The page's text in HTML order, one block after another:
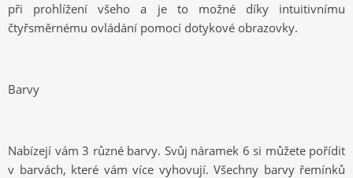
při prohlížení všeho a je to možné díky intuitivnímu
čtyřsměrnému ovládání pomocí dotykové obrazovky.
Barvy
Nabízejí vám 3 různé barvy. Svůj náramek 6 si můžete pořídit
v barvách, které vám více vyhovují. Všechny barvy řemínků